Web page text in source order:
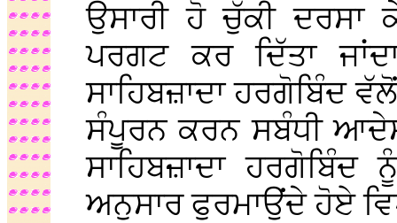
ਉਸਾਰੀ ਹੋ ਚੁੱਕੀ
ਪਰਗਟ ਕਰ ਦਿੱਤਾ
ਸਾਹਿਬਜ਼ਾਦਾ ਹਰਗੋਬਿੰਦ
ਸੰਪੂਰਨ ਕਰਨ ਸਬੰਧੀ
ਸਾਹਿਬਜ਼ਾਦਾ
ਅਨੁਸਾਰ ਫੁਰਮਾਉਂਦੇ ਹੋਏ